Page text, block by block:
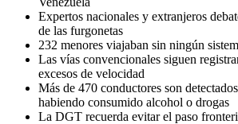
Expertos nacionales y extranjeros
de las furgonetas
232 menores viajaban sin ningún
Las vías convencionales siguen
excesos de velocidad
Más de 470 conductores son
habiendo consumido alcohol o drogas
La DGT recuerda evitar el paso